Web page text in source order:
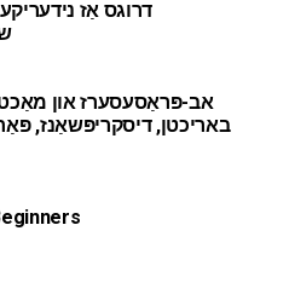
דרוגס אַז
אב-פּראַסעסערז און
באריכטן, דיסקריפּשאַנז,